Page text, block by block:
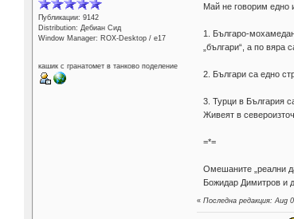
Публикации: 9142
Distribution: Дебиан Сид
Window Manager: ROX-Desktop / е17
кашик с гранатомет в танково поделение
Май не говорим едно
1. Българо-
„българи“, а по
2. Българи са едно
3. Турци в България
Живеят в
=*=
Омешаните „реални
Божидар Димитров и
«Последна редакция: Aug